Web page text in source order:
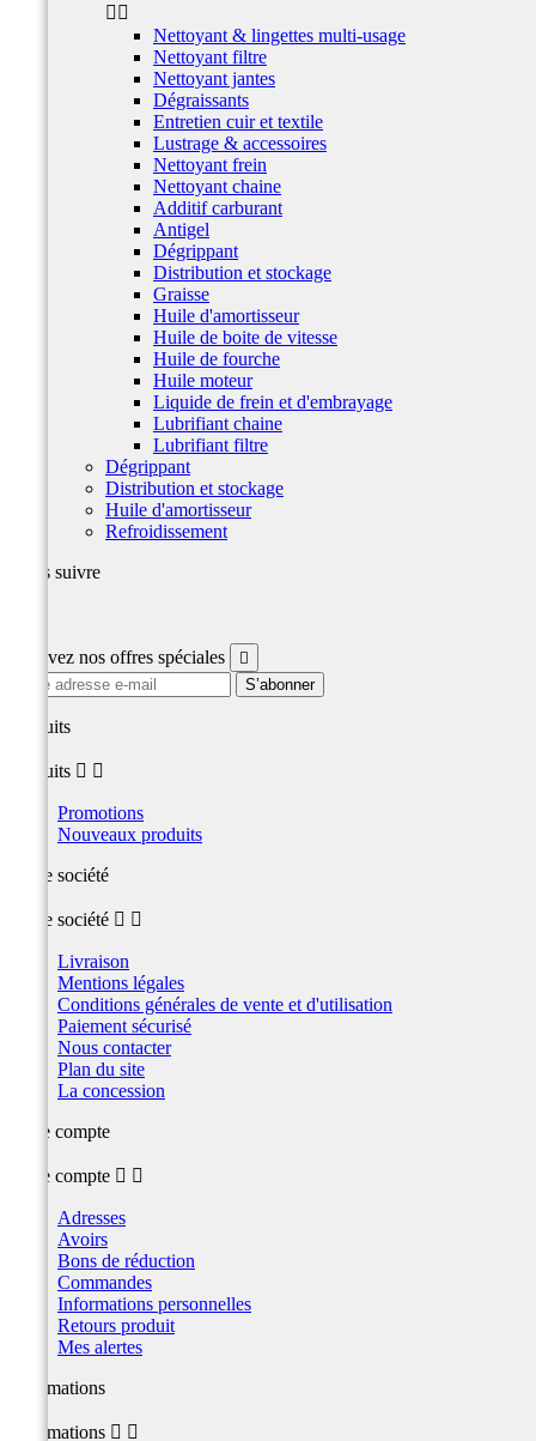
 
Nettoyant & lingettes multi-usage
Nettoyant filtre
Nettoyant jantes
Dégraissants
Entretien cuir et textile
Lustrage & accessoires
Nettoyant frein
Nettoyant chaine
Additif carburant
Antigel
Dégrippant
Distribution et stockage
Graisse
Huile d'amortisseur
Huile de boite de vitesse
Huile de fourche
Huile moteur
Liquide de frein et d'embrayage
Lubrifiant chaine
Lubrifiant filtre
Dégrippant
Distribution et stockage
Huile d'amortisseur
Refroidissement
Nous suivre
Recevez nos offres spéciales 
produits
produits  
Promotions
Nouveaux produits
Notre société
Notre société  
Livraison
Mentions légales
Conditions générales de vente et d'utilisation
Paiement sécurisé
Nous contacter
Plan du site
La concession
Votre compte
Votre compte  
Adresses
Avoirs
Bons de réduction
Commandes
Informations personnelles
Retours produit
Mes alertes
Informations
Informations  